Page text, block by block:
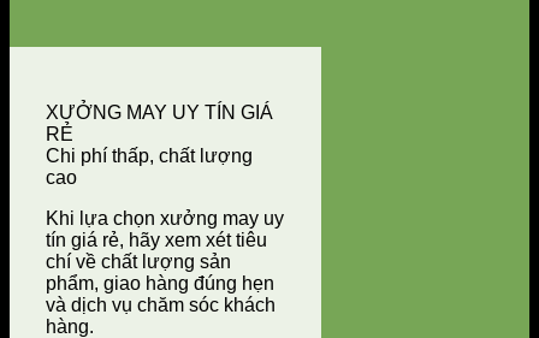
XƯỞNG MAY UY TÍN GIÁ
RẺ
Chi phí thấp, chất lượng
cao
Khi lựa chọn xưởng may uy
tín giá rẻ, hãy xem xét tiêu
chí về chất lượng sản
phẩm, giao hàng đúng hẹn
và dịch vụ chăm sóc khách
hàng.